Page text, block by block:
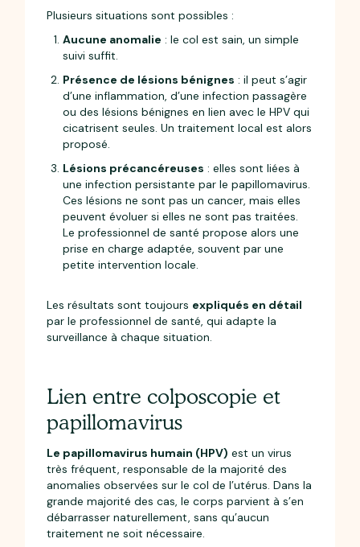
Plusieurs situations sont possibles :
Aucune anomalie : le col est sain, un simple
suivi suffit.
Présence de lésions bénignes : il peut s’agir
d’une inflammation, d’une infection passagère
ou des lésions bénignes en lien avec le HPV qui
cicatrisent seules. Un traitement local est alors
proposé.
Lésions précancéreuses : elles sont liées à
une infection persistante par le papillomavirus.
Ces lésions ne sont pas un cancer, mais elles
peuvent évoluer si elles ne sont pas traitées.
Le professionnel de santé propose alors une
prise en charge adaptée, souvent par une
petite intervention locale.
Les résultats sont toujours expliqués en détail
par le professionnel de santé, qui adapte la
surveillance à chaque situation.
Lien entre colposcopie et
papillomavirus
Le papillomavirus humain (HPV) est un virus
très fréquent, responsable de la majorité des
anomalies observées sur le col de l’utérus. Dans la
grande majorité des cas, le corps parvient à s’en
débarrasser naturellement, sans qu’aucun
traitement ne soit nécessaire.